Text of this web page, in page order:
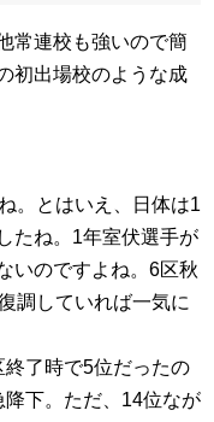
連校も強いので簡
初出場校のような成
。とはいえ、日体は1
たね。1年室伏選手が
いのですよね。6区秋
調していれば一気に
了時で5位だったの
下。ただ、14位なが